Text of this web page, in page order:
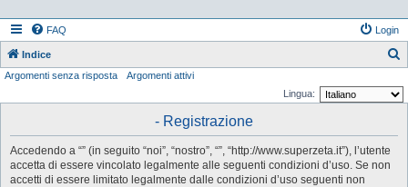
FAQ Login
Indice
Argomenti senza risposta
Argomenti attivi
Lingua:
- Registrazione
Accedendo a “” (in seguito “noi”, “nostro”, “”, “http://www.superzeta.it”), l’utente
accetta di essere vincolato legalmente alle seguenti condizioni d’uso. Se non
accetti di essere limitato legalmente dalle condizioni d’uso seguenti non